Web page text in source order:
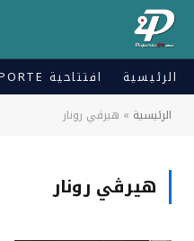
الرئيسية افتتاحية DEPORTE
الرئيسية » هيرڤي رونار
هيرڤي رونار